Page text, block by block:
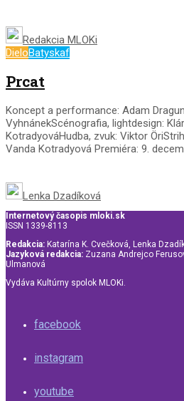
Redakcia MLOKi
DieloBatyskaf
Prcat
Koncept a performance: Adam
VyhnánekScénografia, lightdesign:
KotradyováHudba, zvuk: Viktor
Vanda Kotradyová Premiéra: 9.
Lenka Dzadíková
Internetový časopis mloki.sk
ISSN 1339-8113
Redakcia: Katarína K. Cvečková, Lenka
Jazyková redakcia: Zuzana Andrejco
Ulmanová
Vydáva Kultúrny spolok MLOKi.
facebook
instagram
youtube